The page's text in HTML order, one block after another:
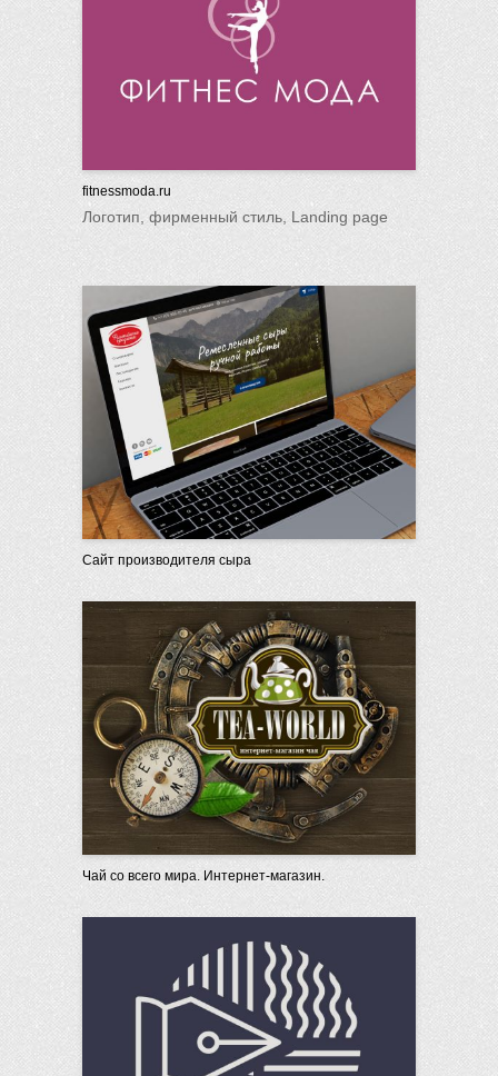
fitnessmoda.ru
Логотип, фирменный стиль, Landing page
Сайт производителя сыра
Чай со всего мира. Интернет-магазин.